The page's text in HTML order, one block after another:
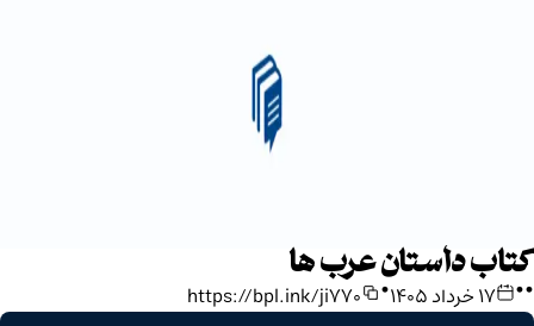
کتاب داستان عرب ها
•
• ۱۷ خرداد ۱۴۰۵ •
https://bpl.ink/ji770